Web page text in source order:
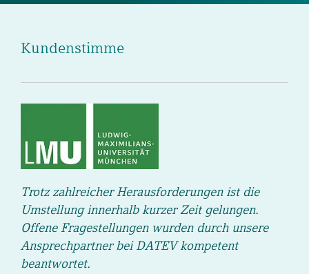
Kundenstimme
Trotz zahlreicher Herausforderungen ist die
Umstellung innerhalb kurzer Zeit gelungen.
Offene Fragestellungen wurden durch unsere
Ansprechpartner bei DATEV kompetent
beantwortet.